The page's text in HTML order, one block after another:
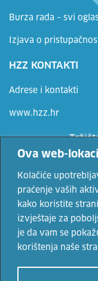
Ova web-
Kolačiće
praćenje vaših
kako koristite
izvještaje za
je da vam se
korištenja naše
Burza rada – svi
Izjava o
HZZ KONTAKTI
Adrese i kontakti
www.hzz.hr
Ne
privatnosti.